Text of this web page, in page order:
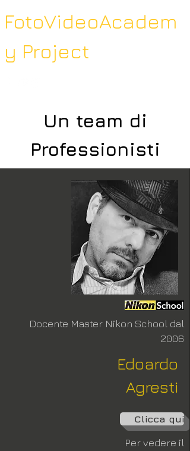
FotoVideoAcadem
y Project
Un team di
Professionisti
Docente Master Nikon School dal
2006
Edoardo
Agresti
Clicca qui
Per vedere il